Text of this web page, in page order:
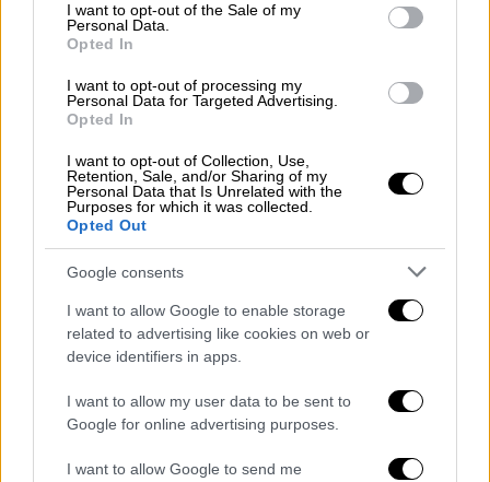
I want to opt-out of the Sale of my
Personal Data.
Opted In
I want to opt-out of processing my
Personal Data for Targeted Advertising.
Opted In
I want to opt-out of Collection, Use,
Retention, Sale, and/or Sharing of my
Personal Data that Is Unrelated with the
Purposes for which it was collected.
Opted Out
Google consents
I want to allow Google to enable storage
related to advertising like cookies on web or
device identifiers in apps.
I want to allow my user data to be sent to
Google for online advertising purposes.
I want to allow Google to send me
Lifestyle|30.11.2018 12:45
Η Σελίνα Γκόμεζ ενθαρρύνει τις νέες
γυναίκες (pics)
«Όλες οι φίλες μου έχουν διαφορετικούς
τύπους σώματος. Είναι όμορφο. Δεν έχω
φίλες που φορούν το ίδιο μέγεθος»
ειδήσεις τώρα
ζώα
Ισπανία
Ουκρανία
δημοπρασία
εγκαίνια